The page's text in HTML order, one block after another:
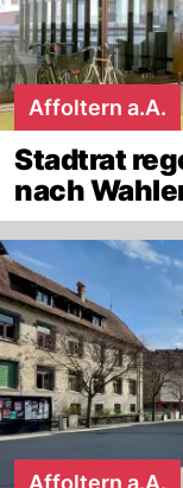
Affoltern a.A.
Stadtrat
nach
Affoltern a.A.